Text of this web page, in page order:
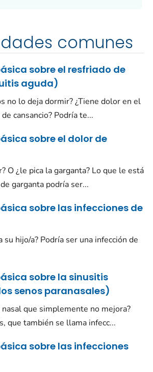
comunes
sobre el resfriado de
aguda)
no lo deja dormir? ¿Tiene dolor en el
cansancio? Podría te...
sobre el dolor de
O ¿le pica la garganta? Lo que le está
garganta podría ser...
sobre las infecciones de
su hijo/a? Podría ser una infección de
sobre la sinusitis
senos paranasales)
que simplemente no mejora?
que también se llama infecc...
sobre las infecciones